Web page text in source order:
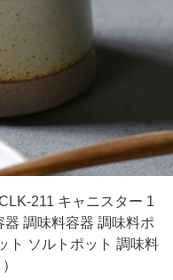
211 キャニスター 1
調味料容器 調味料ポ
ト ソルトポット 調味料